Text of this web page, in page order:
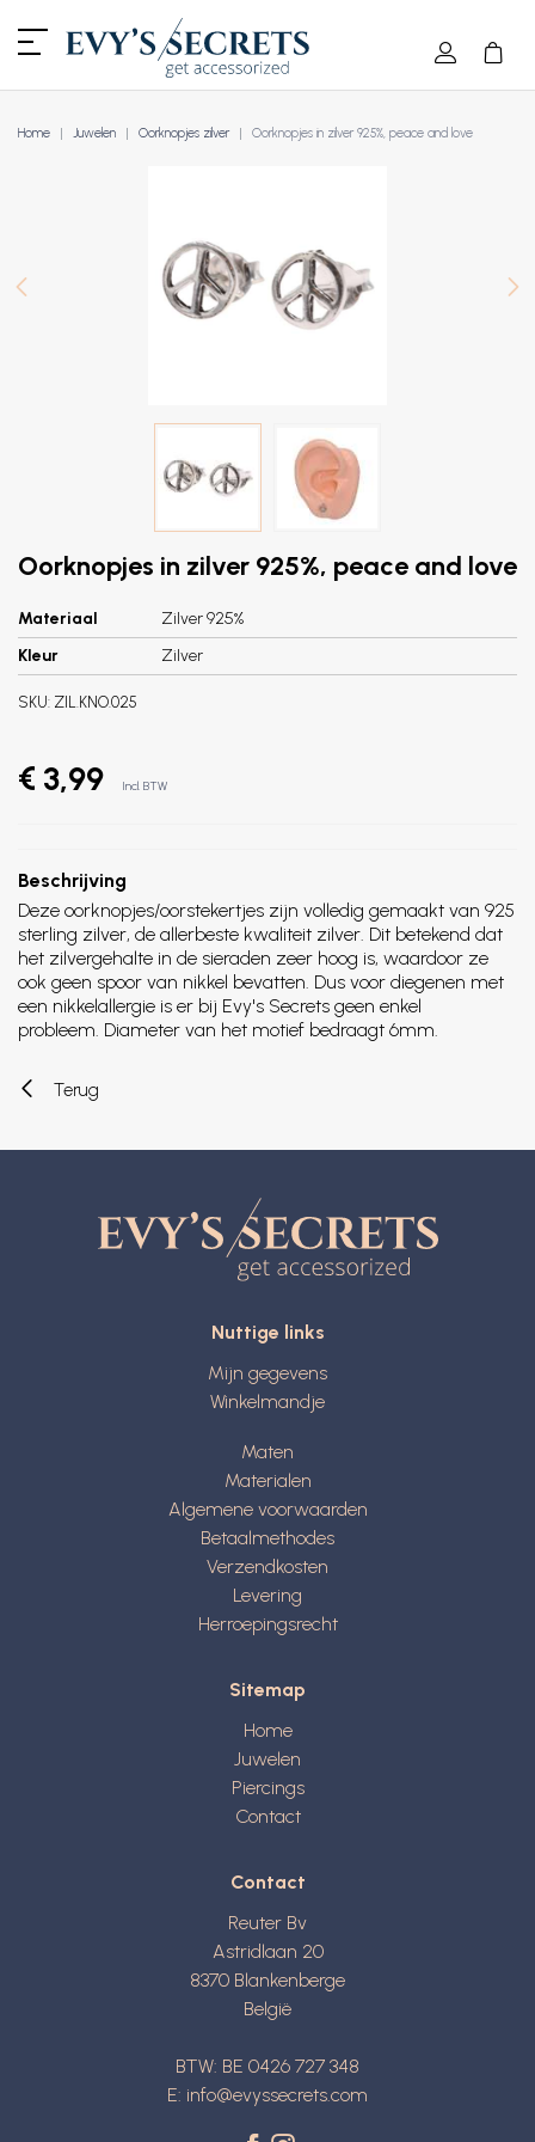
Home Juwelen Oorknopjes zilver Oorknopjes in zilver 925%, peace and love
Oorknopjes in zilver 925%, peace and love
Materiaal
Zilver 925%
Kleur
Zilver
SKU: ZIL.KNO.025
€ 3,99 Incl. BTW
Beschrijving
Deze oorknopjes/oorstekertjes zijn volledig gemaakt van 925
sterling zilver, de allerbeste kwaliteit zilver. Dit betekend dat
het zilvergehalte in de sieraden zeer hoog is, waardoor ze
ook geen spoor van nikkel bevatten. Dus voor diegenen met
een nikkelallergie is er bij Evy's Secrets geen enkel
probleem. Diameter van het motief bedraagt 6mm.
Terug
Nuttige links
Mijn gegevens
Winkelmandje
Maten
Materialen
Algemene voorwaarden
Betaalmethodes
Verzendkosten
Levering
Herroepingsrecht
Sitemap
Home
Juwelen
Piercings
Contact
Contact
Reuter Bv
Astridlaan 20
8370 Blankenberge
België
BTW: BE 0426 727 348
E: info@evyssecrets.com